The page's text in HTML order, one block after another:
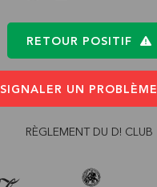
RETOUR POSITIF
SIGNALER UN PROBLÈME
RÈGLEMENT DU D! CLUB